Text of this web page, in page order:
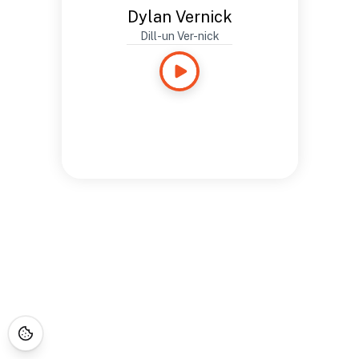
Dylan Vernick
Dill-un Ver-nick